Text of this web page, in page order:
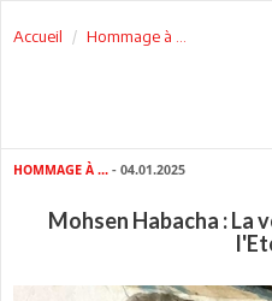
Accueil Hommage à ...
HOMMAGE À ... - 04.01.2025
Mohsen Habacha : La